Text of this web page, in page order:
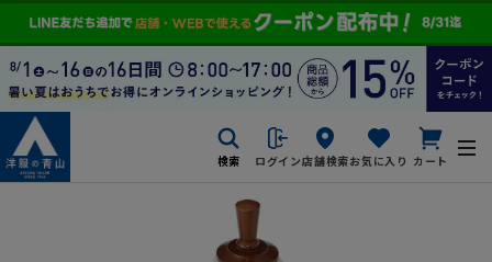
検索 ログイン店舗検索お気に入り カート